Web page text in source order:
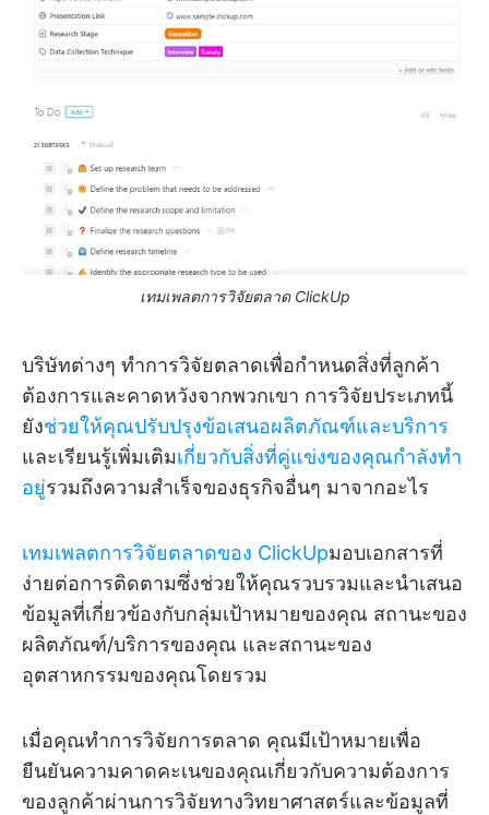
เทมเพลตการวิจัยตลาด ClickUp
บริษัทต่างๆ ทำการวิจัยตลาดเพื่อกำหนดสิ่งที่ลูกค้า
ต้องการและคาดหวังจากพวกเขา การวิจัยประเภทนี้
ยังช่วยให้คุณปรับปรุงข้อเสนอผลิตภัณฑ์และบริการ
และเรียนรู้เพิ่มเติมเกี่ยวกับสิ่งที่คู่แข่งของคุณกำลังทำ
อยู่รวมถึงความสำเร็จของธุรกิจอื่นๆ มาจากอะไร
เทมเพลตการวิจัยตลาดของ ClickUpมอบเอกสารที่
ง่ายต่อการติดตามซึ่งช่วยให้คุณรวบรวมและนำเสนอ
ข้อมูลที่เกี่ยวข้องกับกลุ่มเป้าหมายของคุณ สถานะของ
ผลิตภัณฑ์/บริการของคุณ และสถานะของ
อุตสาหกรรมของคุณโดยรวม
เมื่อคุณทำการวิจัยการตลาด คุณมีเป้าหมายเพื่อ
ยืนยันความคาดคะเนของคุณเกี่ยวกับความต้องการ
ของลูกค้าผ่านการวิจัยทางวิทยาศาสตร์และข้อมูลที่